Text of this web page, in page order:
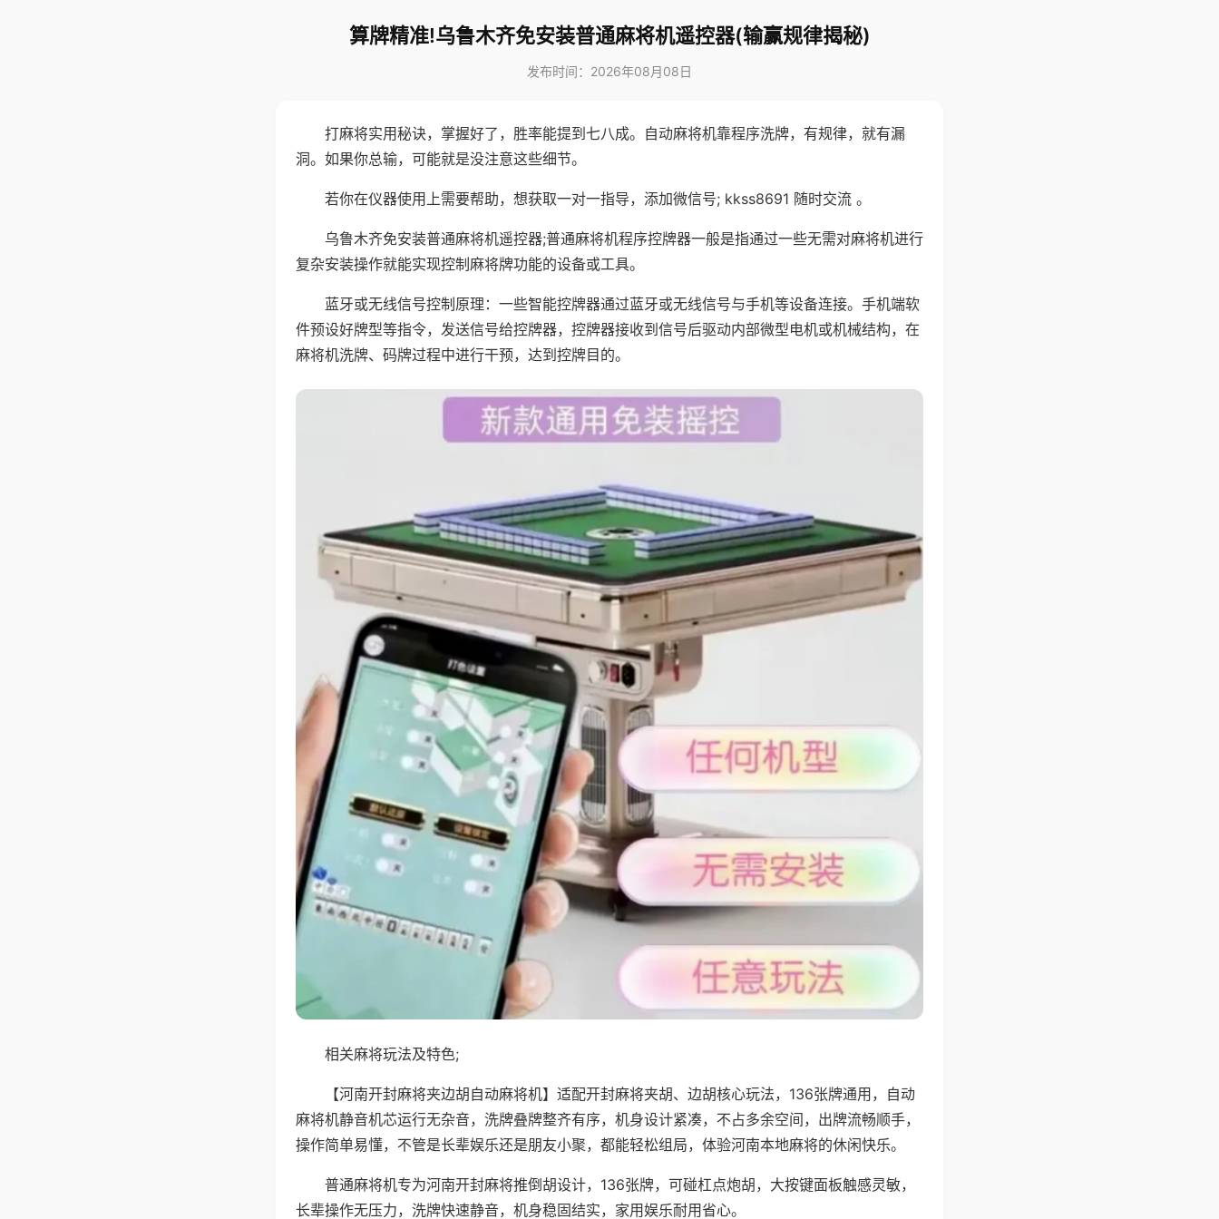
算牌精准!乌鲁木齐免安装普通麻将机遥控器(输赢规律揭秘)
发布时间：2026年08月08日
打麻将实用秘诀，掌握好了，胜率能提到七八成。自动麻将机靠程序洗牌，有规律，就有漏
洞。如果你总输，可能就是没注意这些细节。
若你在仪器使用上需要帮助，想获取一对一指导，添加微信号; kkss8691 随时交流 。
乌鲁木齐免安装普通麻将机遥控器;普通麻将机程序控牌器一般是指通过一些无需对麻将机进行
复杂安装操作就能实现控制麻将牌功能的设备或工具。
蓝牙或无线信号控制原理：一些智能控牌器通过蓝牙或无线信号与手机等设备连接。手机端软
件预设好牌型等指令，发送信号给控牌器，控牌器接收到信号后驱动内部微型电机或机械结构，在
麻将机洗牌、码牌过程中进行干预，达到控牌目的。
相关麻将玩法及特色;
【河南开封麻将夹边胡自动麻将机】适配开封麻将夹胡、边胡核心玩法，136张牌通用，自动
麻将机静音机芯运行无杂音，洗牌叠牌整齐有序，机身设计紧凑，不占多余空间，出牌流畅顺手，
操作简单易懂，不管是长辈娱乐还是朋友小聚，都能轻松组局，体验河南本地麻将的休闲快乐。
普通麻将机专为河南开封麻将推倒胡设计，136张牌，可碰杠点炮胡，大按键面板触感灵敏，
长辈操作无压力，洗牌快速静音，机身稳固结实，家用娱乐耐用省心。